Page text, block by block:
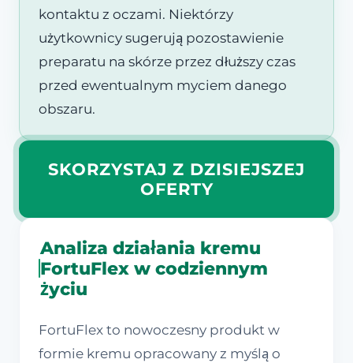
kontaktu z oczami. Niektórzy
użytkownicy sugerują pozostawienie
preparatu na skórze przez dłuższy czas
przed ewentualnym myciem danego
obszaru.
SKORZYSTAJ Z DZISIEJSZEJ
OFERTY
Analiza działania kremu
FortuFlex w codziennym
życiu
FortuFlex to nowoczesny produkt w
formie kremu opracowany z myślą o